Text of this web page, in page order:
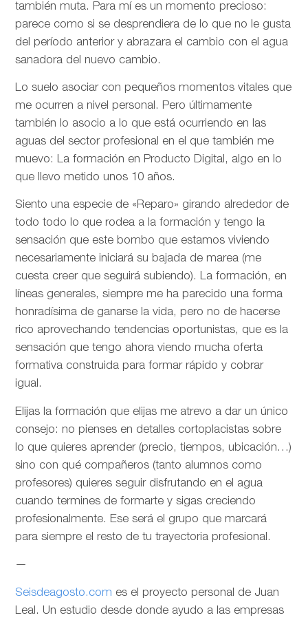
también muta. Para mí es un momento precioso:
parece como si se desprendiera de lo que no le gusta
del período anterior y abrazara el cambio con el agua
sanadora del nuevo cambio.
Lo suelo asociar con pequeños momentos vitales que
me ocurren a nivel personal. Pero últimamente
también lo asocio a lo que está ocurriendo en las
aguas del sector profesional en el que también me
muevo: La formación en Producto Digital, algo en lo
que llevo metido unos 10 años.
Siento una especie de «Reparo» girando alrededor de
todo todo lo que rodea a la formación y tengo la
sensación que este bombo que estamos viviendo
necesariamente iniciará su bajada de marea (me
cuesta creer que seguirá subiendo). La formación, en
líneas generales, siempre me ha parecido una forma
honradísima de ganarse la vida, pero no de hacerse
rico aprovechando tendencias oportunistas, que es la
sensación que tengo ahora viendo mucha oferta
formativa construida para formar rápido y cobrar
igual.
Elijas la formación que elijas me atrevo a dar un único
consejo: no pienses en detalles cortoplacistas sobre
lo que quieres aprender (precio, tiempos, ubicación…)
sino con qué compañeros (tanto alumnos como
profesores) quieres seguir disfrutando en el agua
cuando termines de formarte y sigas creciendo
profesionalmente. Ese será el grupo que marcará
para siempre el resto de tu trayectoria profesional.
—
Seisdeagosto.com es el proyecto personal de Juan
Leal. Un estudio desde donde ayudo a las empresas